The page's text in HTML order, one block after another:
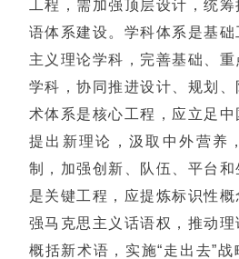
工程，需加强顶层设计，统
语体系建设。学科体系是基
主义理论学科，完善基础、
学科，协同推进设计、规划
术体系是核心工程，应立足中
提出新理论，汲取中外营养
制，加强创新、队伍、平台
是关键工程，应提炼标识性
强马克思主义话语权，推动理
概括新术语，实施“走出去”战